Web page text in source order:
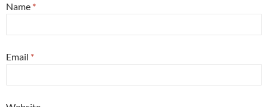
Name *
Email *